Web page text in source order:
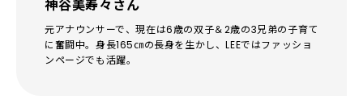
神谷美寿々さん
元アナウンサーで、現在は6歳の双子＆2歳の3兄弟の子育て
に奮闘中。身長165㎝の長身を生かし、LEEではファッショ
ンページでも活躍。